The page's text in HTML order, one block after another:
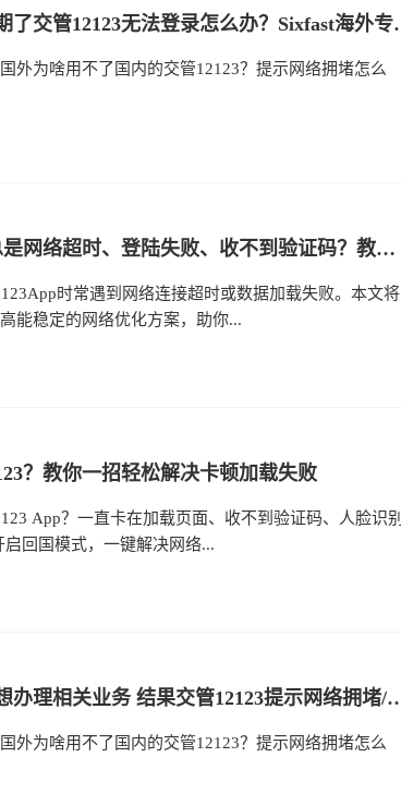
人在国外驾照快过期
外为啥用不了国内的交管12123？提示网络拥堵怎么
海外用交管12123总是网络超时、登陆失败、收不到验证码？教你一招轻松解决连接难题
时常遇到网络连接超时或数据加载失败。本文将
能稳定的网络优化方案，助你...
？教你一招轻松解决卡顿加载失败
App？一直卡在加载页面、收不到验证码、人脸识别
启回国模式，一键解决网络...
在国外驾驶证过期想办理相关业务 结果交管12123提示网络拥堵/服务异常怎么办？免费获
外为啥用不了国内的交管12123？提示网络拥堵怎么